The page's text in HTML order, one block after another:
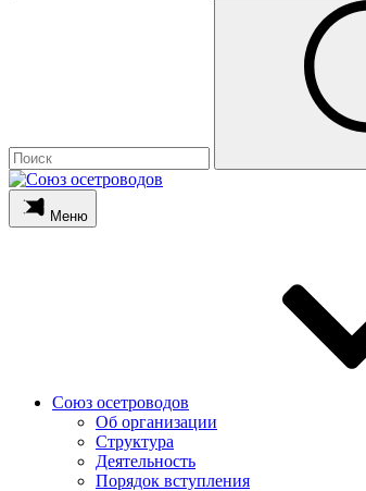
Меню
Союз осетроводов
Об организации
Структура
Деятельность
Порядок вступления